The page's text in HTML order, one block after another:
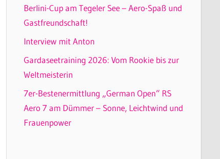
Berlini-Cup am Tegeler See – Aero-Spaß und
Gastfreundschaft!
Interview mit Anton
Gardaseetraining 2026: Vom Rookie bis zur
Weltmeisterin
7er-Bestenermittlung „German Open“ RS
Aero 7 am Dümmer – Sonne, Leichtwind und
Frauenpower